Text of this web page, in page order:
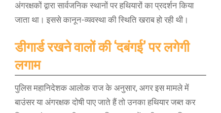
अंगरक्षकों द्वारा सार्वजनिक स्थानों पर हथियारों का प्रदर्शन किया
जाता था। इससे कानून-व्यवस्था की स्थिति खराब हो रही थी।
डीगार्ड रखने वालों की ‘दबंगई’ पर लगेगी
लगाम
पुलिस महानिदेशक आलोक राज के अनुसार, अगर इस मामले में
बाउंसर या अंगरक्षक दोषी पाए जाते हैं तो उनका हथियार जब्त कर